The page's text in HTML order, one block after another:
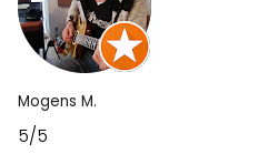
Mogens M.
5/5